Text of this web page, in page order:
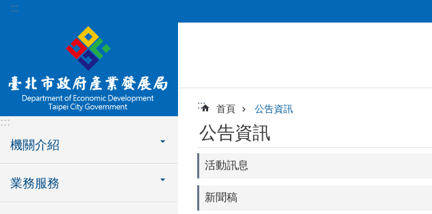
跳到主要內容區塊
:::
:::
機關介紹
業務服務
::: 首頁 公告資訊
公告資訊
活動訊息
新聞稿